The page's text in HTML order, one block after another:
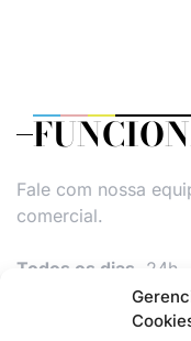
Fale com nossa
comercial.
Todos os dias, 24h.